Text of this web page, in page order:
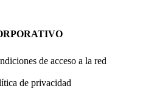
de acceso a la red
de privacidad